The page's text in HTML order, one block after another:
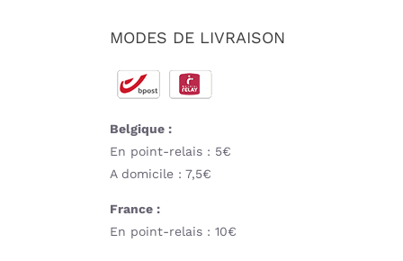
MODES DE LIVRAISON
Belgique :
En point-relais : 5€
A domicile : 7,5€
France :
En point-relais : 10€